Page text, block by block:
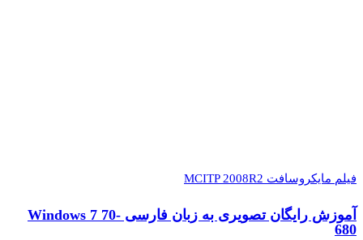
فیلم مایکروسافت MCITP 2008R2
آموزش رایگان تصویری به زبان فارسی Windows 7 70-
680